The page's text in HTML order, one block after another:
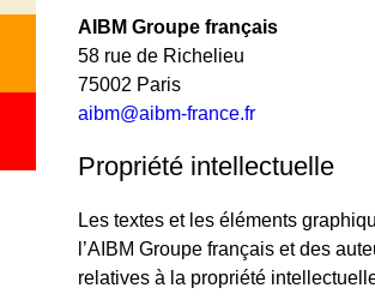
AIBM Groupe français
58 rue de Richelieu
75002 Paris
aibm@aibm-france.fr
Propriété intellectuelle
Les textes et les éléments
l’AIBM Groupe français et des
relatives à la propriété